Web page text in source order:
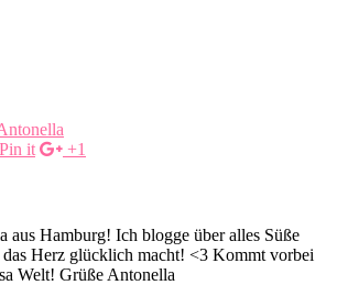
Pin it +1
aus Hamburg! Ich blogge über alles Süße
Herz glücklich macht! <3 Kommt vorbei
Welt! Grüße Antonella